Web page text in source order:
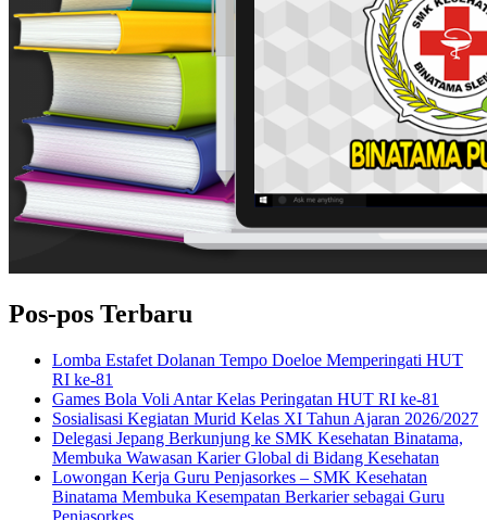
Pos-pos Terbaru
Lomba Estafet Dolanan Tempo Doeloe Memperingati HUT
RI ke-81
Games Bola Voli Antar Kelas Peringatan HUT RI ke-81
Sosialisasi Kegiatan Murid Kelas XI Tahun Ajaran 2026/2027
Delegasi Jepang Berkunjung ke SMK Kesehatan Binatama,
Membuka Wawasan Karier Global di Bidang Kesehatan
Lowongan Kerja Guru Penjasorkes – SMK Kesehatan
Binatama Membuka Kesempatan Berkarier sebagai Guru